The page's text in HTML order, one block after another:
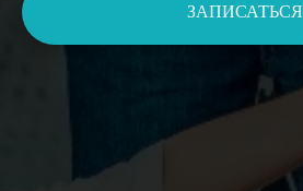
ЗАПИСАТЬСЯ